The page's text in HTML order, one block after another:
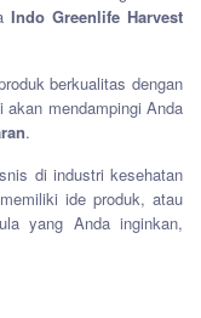
Indo Greenlife Harvest
berkualitas dengan
mendampingi Anda
.
di industri kesehatan
ide produk, atau
yang Anda inginkan,